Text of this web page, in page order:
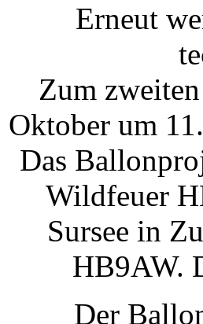
Erneut
Zum
Oktober um
Das
Wildfeuer
Sursee in
HB9AW.
Der